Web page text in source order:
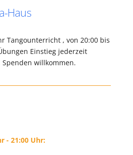
Haus
Tangounterricht , von 20:00 bis
Einstieg jederzeit
willkommen.
- 21:00 Uhr: